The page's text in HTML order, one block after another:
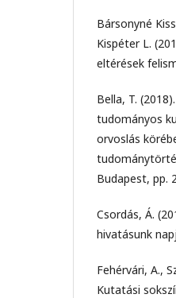
Bársonyné
Kispéter L.
eltérések
Bella, T.
tudományos
orvoslás
Budapest, pp.
Csordás, Á.
hivatásunk
Fehérvári, A.,
Kutatási